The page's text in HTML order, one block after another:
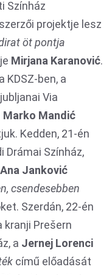
Színház
szerzői projektje lesz
öt pontja
Mirjana Karanović.
KDSZ-ben, a
Via
Marko Mandić
Kedden, 21-én
Drámai Színház,
Ana Janković
csendesebben
Szerdán, 22-én
kranji Prešern
a Jernej Lorenci
című előadását